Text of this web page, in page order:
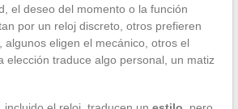
el deseo del momento o la función
por un reloj discreto, otros prefieren
algunos eligen el mecánico, otros el
elección traduce algo personal, un matiz